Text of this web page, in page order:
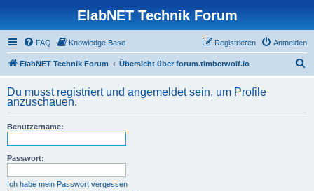
ElabNET Technik Forum
FAQ Knowledge Base Anmelden
Registrieren
ElabNET Technik Forum Übersicht über forum.timberwolf.io
h
Du musst registriert und angemeldet sein, um Profile
anzuschauen.
Benutzername:
Passwort:
Ich habe mein Passwort vergessen